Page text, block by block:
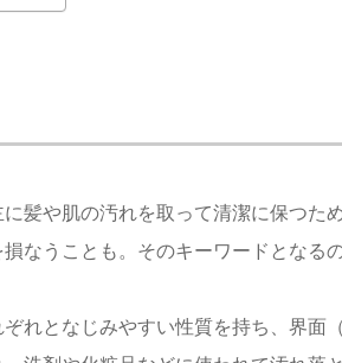
髪や肌の汚れを取って清潔に保つた
なうことも。そのキーワードとなる
れとなじみやすい性質を持ち、界面